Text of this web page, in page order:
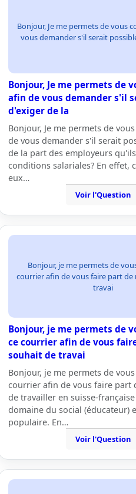
Bonjour, Je me permets de vous
vous demander s'il serait
Bonjour, Je me permets de
afin de vous demander s'il
d'exiger de la
Bonjour, Je me permets de
de vous demander s'il serait
de la part des employeurs
conditions salariales? En effet,
eux…
Voir l'Question
Bonjour, je me permets de
courrier afin de vous faire part
travai
Bonjour, je me permets de
ce courrier afin de vous
souhait de travai
Bonjour, je me permets de
courrier afin de vous faire part
de travailler en suisse-
domaine du social (éducateur)
populaire. En…
Voir l'Question